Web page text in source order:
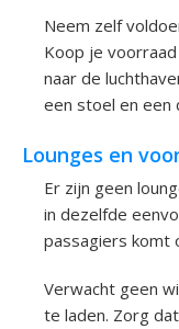
Neem zelf
Koop je
naar de
een stoel en een
Lounges en
Er zijn geen
in dezelfde
passagiers komt
Verwacht geen
te laden. Zorg